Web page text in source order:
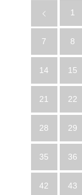
1
7 8
14 15
21 22
28 29
35 36
42 43